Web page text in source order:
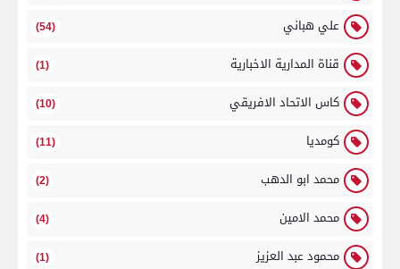
علي هباني (54)
قناة المدارية الاخبارية (1)
كاس الاتحاد الافريقي (10)
كومديا (11)
محمد ابو الدهب (2)
محمد الامين (4)
محمود عبد العزيز (1)